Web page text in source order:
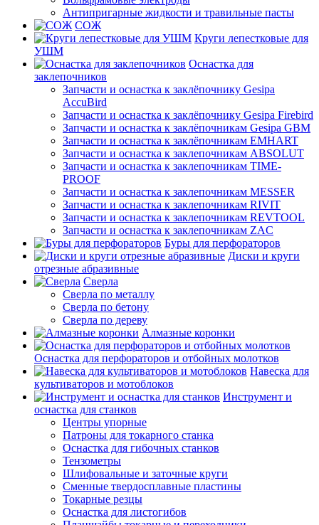
Антипригарные жидкости и травильные пасты
СОЖ
Круги лепестковые для
УШМ
Оснастка для
заклепочников
Запчасти и оснастка к заклёпочнику Gesipa
AccuBird
Запчасти и оснастка к заклёпочнику Gesipa Firebird
Запчасти и оснастка к заклёпочникам Gesipa GBM
Запчасти и оснастка к заклёпочникам EMHART
Запчасти и оснастка к заклепочникам ABSOLUT
Запчасти и оснастка к заклепочникам TIME-
PROOF
Запчасти и оснастка к заклепочникам MESSER
Запчасти и оснастка к заклепочникам RIVIT
Запчасти и оснастка к заклепочникам REVTOOL
Запчасти и оснастка к заклепочникам ZAC
Буры для перфораторов
Диски и круги
отрезные абразивные
Сверла
Сверла по металлу
Сверла по бетону
Сверла по дереву
Алмазные коронки
Оснастка для перфораторов и отбойных молотков
Навеска для
культиваторов и мотоблоков
Инструмент и
оснастка для станков
Центры упорные
Патроны для токарного станка
Оснастка для гибочных станков
Тензометры
Шлифовальные и заточные круги
Сменные твердосплавные пластины
Токарные резцы
Оснастка для листогибов